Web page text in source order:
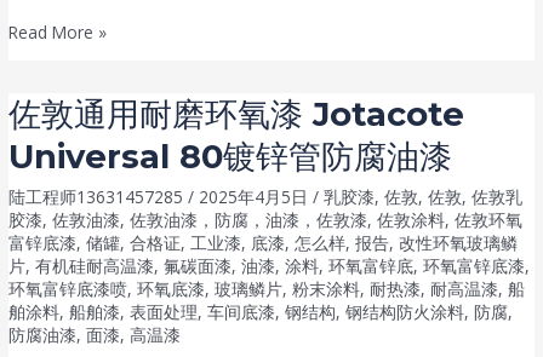
性
防
锈
油
漆
佐
溶
剂
氧
饮
水
舱
专
Read More »
佐敦通用耐磨环氧漆 Jotacote
Universal 80镀锌管防腐油漆
陆工程师13631457285/ 2025年4月5日/乳胶漆,佐敦,佐敦,佐敦乳
胶漆,佐敦油漆,佐敦油漆，防腐，油漆，佐敦漆,佐敦涂料,佐敦环氧
富锌底漆,储罐,合格证, 工业漆, 底漆,怎么样,报告,改性环氧玻璃鳞
片,有机硅耐高温漆,氟碳面漆,油漆,涂料,环氧富锌底,环氧富锌底漆,
环氧富锌底漆喷,环氧底漆,玻璃鳞片,粉末涂料, 耐热漆, 耐高温漆,船
舶涂料,船舶漆,表面处理,车间底漆,钢结构,钢结构防火涂料, 防腐,
防腐油漆,面漆,高温漆